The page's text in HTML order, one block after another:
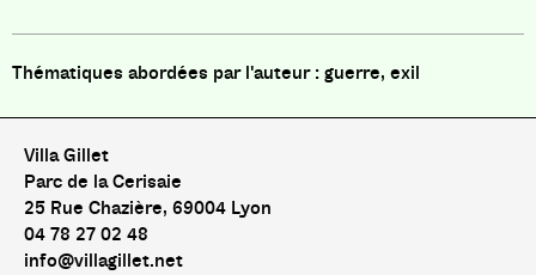
guerre, exil
Villa Gillet
Parc de la Cerisaie
25 Rue Chazière, 69004 Lyon
04 78 27 02 48
info@villagillet.net